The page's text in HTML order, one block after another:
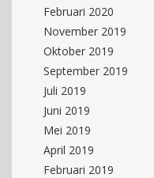
Februari 2020
November 2019
Oktober 2019
September 2019
Juli 2019
Juni 2019
Mei 2019
April 2019
Februari 2019